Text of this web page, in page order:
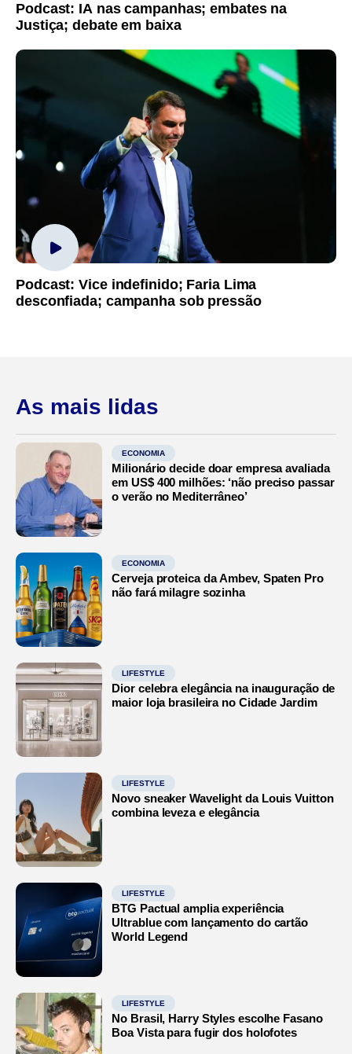
Podcast: IA nas campanhas; embates na
Justiça; debate em baixa
Podcast: Vice indefinido; Faria Lima
desconfiada; campanha sob pressão
As mais lidas
ECONOMIA
Milionário decide doar empresa avaliada
em US$ 400 milhões: ‘não preciso passar
o verão no Mediterrâneo’
ECONOMIA
Cerveja proteica da Ambev, Spaten Pro
não fará milagre sozinha
LIFESTYLE
Dior celebra elegância na inauguração de
maior loja brasileira no Cidade Jardim
LIFESTYLE
Novo sneaker Wavelight da Louis Vuitton
combina leveza e elegância
LIFESTYLE
BTG Pactual amplia experiência
Ultrablue com lançamento do cartão
World Legend
LIFESTYLE
No Brasil, Harry Styles escolhe Fasano
Boa Vista para fugir dos holofotes